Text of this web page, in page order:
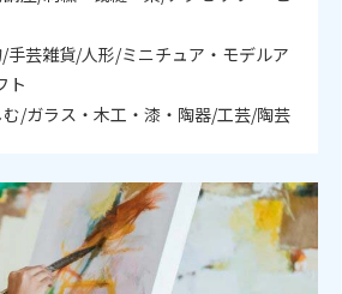
手芸雑貨/人形/ミニチュア・モデルア
ト
/ガラス・木工・漆・陶器/工芸/陶芸